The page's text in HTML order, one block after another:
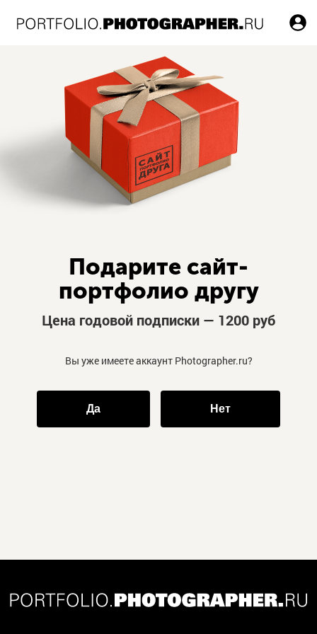
Подарите сайт-
портфолио другу
Цена годовой подписки — 1200 руб
Вы уже имеете аккаунт Photographer.ru?
Да Нет